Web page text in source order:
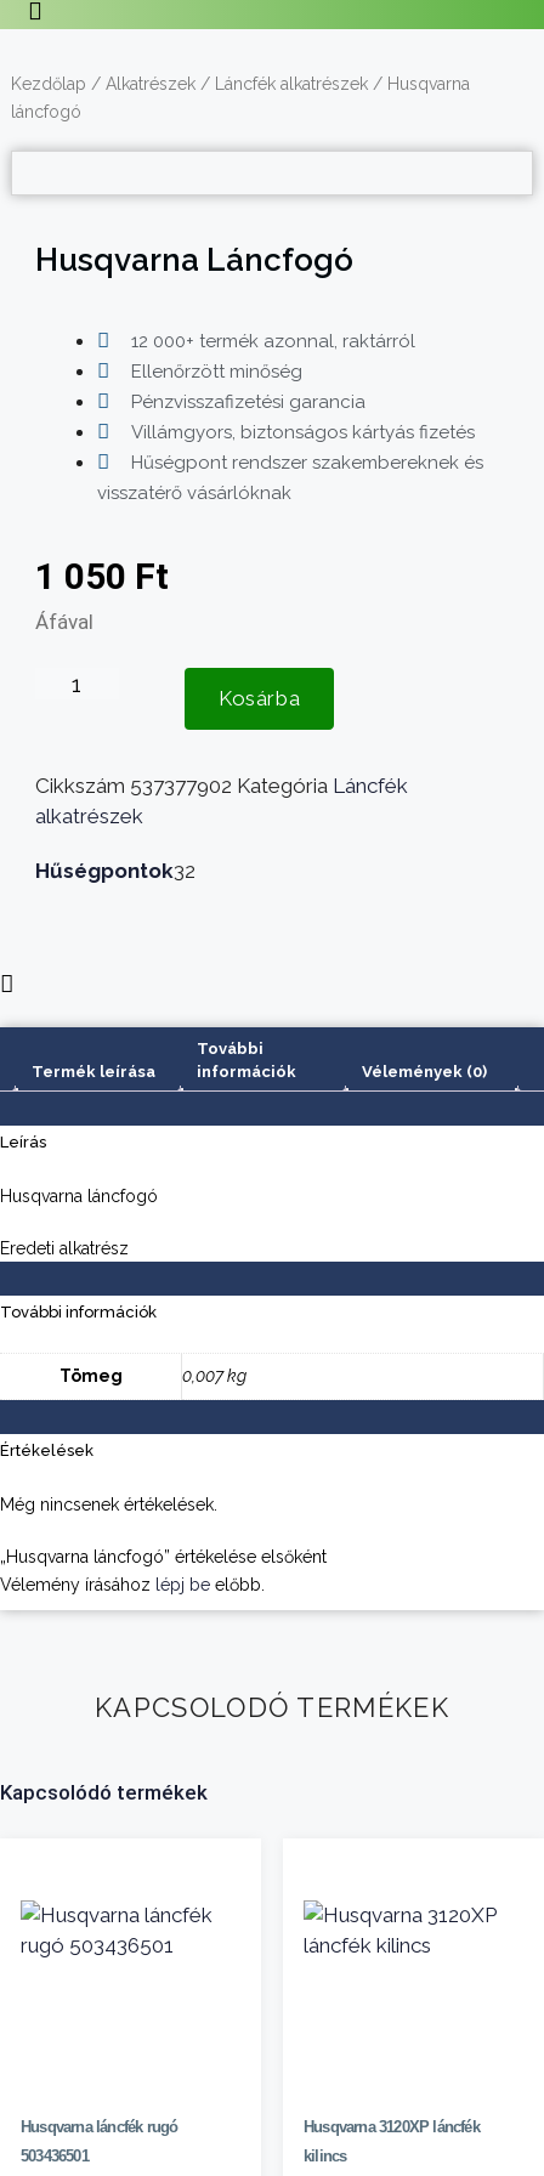
Kezdőlap / Alkatrészek/ Láncfék alkatrészek/ Husqvarna
láncfogó
Husqvarna Láncfogó
12 000+ termék azonnal, raktárról
Ellenőrzött minőség
Pénzvisszafizetési garancia
Villámgyors, biztonságos kártyás fizetés
Hűségpont rendszer szakembereknek és
visszatérő vásárlóknak
1 050 Ft
Áfával
Husqvarna
Kosárba
Cikkszám 537377902 Kategória Láncfék
alkatrészek
Hűségpontok32
Termék leírása
További
információk
Vélemények (0)
Leírás
Husqvarna láncfogó
Eredeti alkatrész
További információk
Tömeg 0,007 kg
Értékelések
Még nincsenek értékelések.
„Husqvarna láncfogó” értékelése elsőként
Vélemény írásához lépj be előbb.
KAPCSOLODÓ TERMÉKEK
Kapcsolódó termékek
Husqvarna láncfék rugó
503436501
Husqvarna 3120XP láncfék
kilincs